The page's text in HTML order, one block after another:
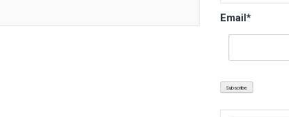
Email*